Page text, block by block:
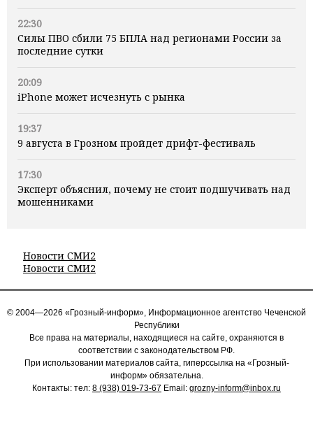
22:30
Силы ПВО сбили 75 БПЛА над регионами России за
последние сутки
20:09
iPhone может исчезнуть с рынка
19:37
9 августа в Грозном пройдет дрифт-фестиваль
17:30
Эксперт объяснил, почему не стоит подшучивать над
мошенниками
Новости СМИ2
Новости СМИ2
© 2004—2026 «Грозный-информ», Информационное агентство Чеченской
Республики
Все права на материалы, находящиеся на сайте, охраняются в
соответствии с законодательством РФ.
При использовании материалов сайта, гиперссылка на «Грозный-
информ» обязательна.
Контакты: тел: 8 (938) 019-73-67 Email: grozny-inform@inbox.ru